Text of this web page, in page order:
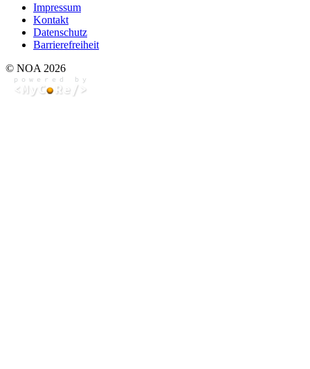
Impressum
Kontakt
Datenschutz
Barrierefreiheit
© NOA 2026